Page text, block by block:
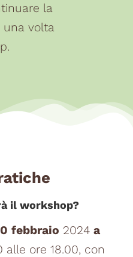
la
una volta
il workshop?
febbraio 2024 a
alle ore 18.00, con